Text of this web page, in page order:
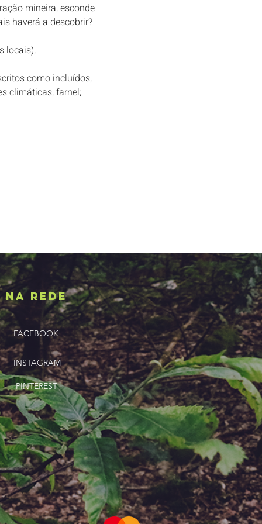
mineira, esconde
haverá a descobrir?
locais);
como incluídos;
climáticas; farnel;
NA REDE
FACEBOOK
INSTAGRAM
PINTEREST